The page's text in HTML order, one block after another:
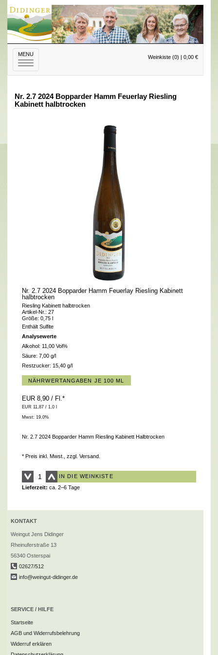
MENU
Toggle
navigation
Weinkiste (0) | 0,00 €
Nr. 2.7 2024 Bopparder Hamm Feuerlay Riesling
Kabinett halbtrocken
Nr. 2.7 2024 Bopparder Hamm Feuerlay Riesling Kabinett
halbtrocken
Riesling Kabinett halbtrocken
Artikel-Nr.: 27
Größe: 0,75 l
Enthält Sulfite
Analysewerte
Alkohol: 11,00 Vol%
Säure: 7,00 g/l
Restzucker: 15,40 g/l
NÄHRWERTANGABEN JE 100 ML
EUR 8,90 / Fl. *
EUR 11,87 / 1,0 l
Mwst: 19,0%
Nr. 2.7 2024 Bopparder Hamm Riesling Kabinett Halbtrocken
* Preis inkl. Mwst., zzgl. Versand
IN DIE WEINKISTE
Lieferzeit: ca. 2–6 Tage
KONTAKT
Weingut Jens Didinger
Rheinuferstraße 13
56340 Osterspai
02627/512
info@weingut-didinger.de
SERVICE / HILFE
Startseite
AGB und Widerrufsbelehrung
Widerruf erklären